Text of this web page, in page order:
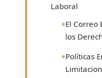
Laboral
El Correo
los
Políticas